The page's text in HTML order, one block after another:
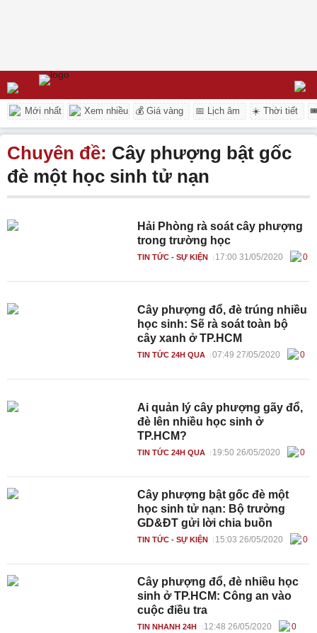
Mới nhất Xem nhiều 💰 Giá vàng 📅 Lịch âm ☀️ Thời tiết
Chuyên đề: Cây phượng bật gốc
đè một học sinh tử nạn
Hải Phòng rà soát cây phượng
trong trường học
TIN TỨC - SỰ KIỆN 17:00 31/05/2020 0
Cây phượng đổ, đè trúng nhiều
học sinh: Sẽ rà soát toàn bộ
cây xanh ở TP.HCM
TIN TỨC 24H QUA 07:49 27/05/2020 0
Ai quản lý cây phượng gãy đổ,
đè lên nhiều học sinh ở
TP.HCM?
TIN TỨC 24H QUA 19:50 26/05/2020 0
Cây phượng bật gốc đè một
học sinh tử nạn: Bộ trưởng
GD&ĐT gửi lời chia buồn
TIN TỨC - SỰ KIỆN 15:03 26/05/2020 0
Cây phượng đổ, đè nhiều học
sinh ở TP.HCM: Công an vào
cuộc điều tra
TIN NHANH 24H 12:48 26/05/2020 0